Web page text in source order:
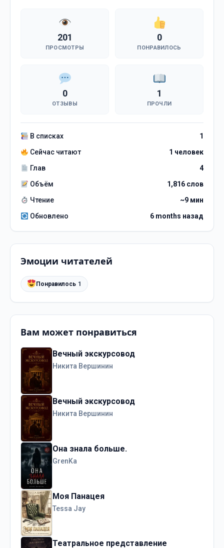
201
ПРОСМОТРЫ
0
ПОНРАВИЛОСЬ
0
ОТЗЫВЫ
1
ПРОЧЛИ
В списках
1
Сейчас читают
1 человек
Глав
4
Объём
1,816 слов
Чтение
~9 мин
Обновлено
6 months назад
Эмоции читателей
Понравилось 1
Вам может понравиться
Вечный экскурсовод
Никита Вершинин
Вечный экскурсовод
Никита Вершинин
Она знала больше.
GrenKa
Моя Панацея
Tessa Jay
Театральное представление